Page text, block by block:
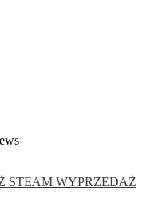
STEAM WYPRZEDAŻ